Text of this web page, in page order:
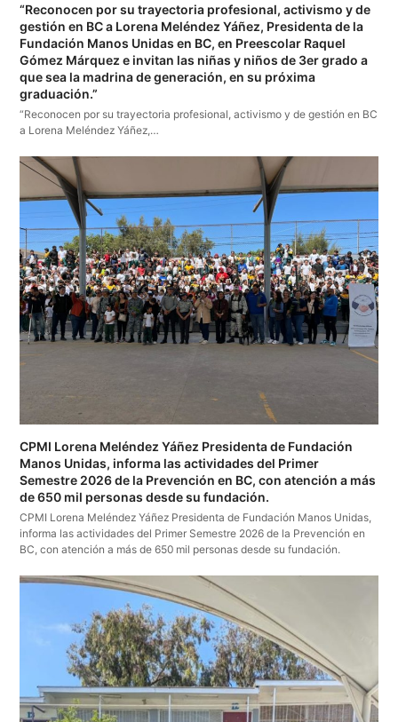
“Reconocen por su trayectoria profesional, activismo y de
gestión en BC a Lorena Meléndez Yáñez, Presidenta de la
Fundación Manos Unidas en BC, en Preescolar Raquel
Gómez Márquez e invitan las niñas y niños de 3er grado a
que sea la madrina de generación, en su próxima
graduación.”
“Reconocen por su trayectoria profesional, activismo y de gestión en BC
a Lorena Meléndez Yáñez,…
CPMI Lorena Meléndez Yáñez Presidenta de Fundación
Manos Unidas, informa las actividades del Primer
Semestre 2026 de la Prevención en BC, con atención a más
de 650 mil personas desde su fundación.
CPMI Lorena Meléndez Yáñez Presidenta de Fundación Manos Unidas,
informa las actividades del Primer Semestre 2026 de la Prevención en
BC, con atención a más de 650 mil personas desde su fundación.